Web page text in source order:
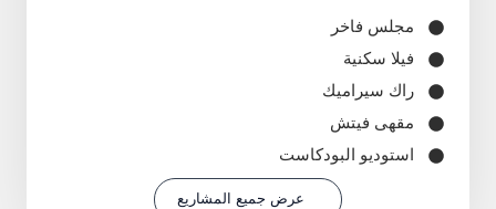
مجلس فاخر
فيلا سكنية
راك سيراميك
مقهى فيتش
استوديو البودكاست
عرض جميع المشاريع